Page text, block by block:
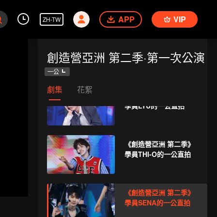
ZH-TW APP VIP
創造營亞洲 第二季·第一次公演
一公
劇集 花絮
學員LIZI的一公直拍
學員SHEN的一公直拍
學員LYU的一公直拍
《創造營亞洲 第二季》
學員THI-O的一公直拍
《創造營亞洲 第二季》
學員SENA的一公直拍